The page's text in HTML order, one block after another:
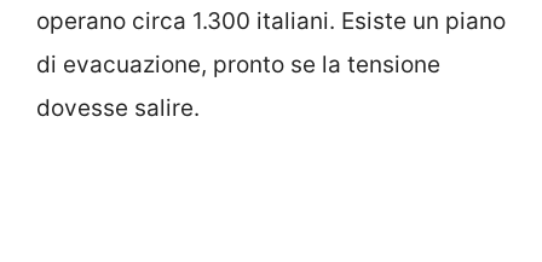
operano circa 1.300 italiani. Esiste un piano
di evacuazione, pronto se la tensione
dovesse salire.